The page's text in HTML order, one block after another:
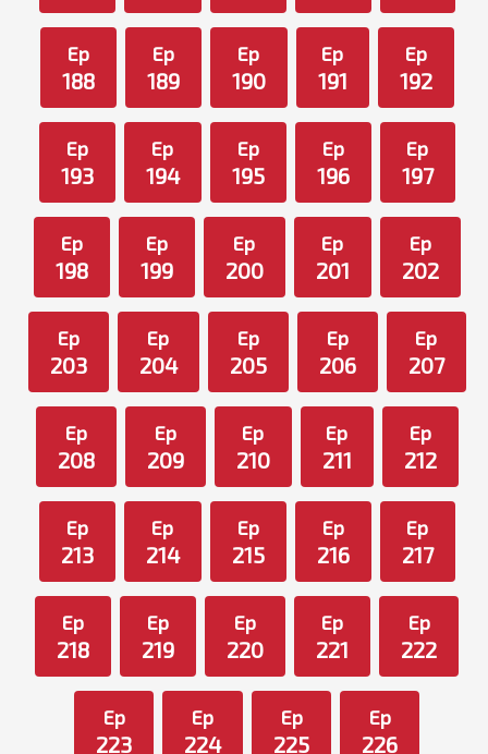
Ep
188
Ep
189
Ep
190
Ep
191
Ep
192
Ep
193
Ep
194
Ep
195
Ep
196
Ep
197
Ep
198
Ep
199
Ep
200
Ep
201
Ep
202
Ep
203
Ep
204
Ep
205
Ep
206
Ep
207
Ep
208
Ep
209
Ep
210
Ep
211
Ep
212
Ep
213
Ep
214
Ep
215
Ep
216
Ep
217
Ep
218
Ep
219
Ep
220
Ep
221
Ep
222
Ep
223
Ep
224
Ep
225
Ep
226